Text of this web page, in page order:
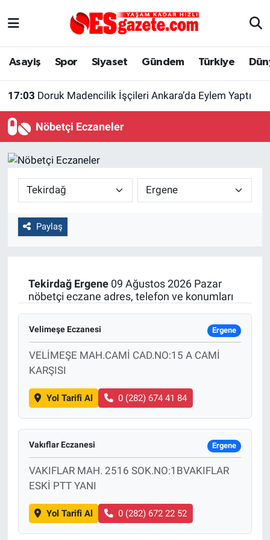
Asayiş Spor Siyaset Gündem Türkiye
17:03 Doruk Madencilik İşçileri Ankara’da Eylem Yaptı
Nöbetçi Eczaneler
Paylaş
Tekirdağ Ergene09 Ağustos 2026 Pazar
nöbetçi eczane adres, telefon ve konumları
Velimeşe Eczanesi Ergene
VELİMEŞE MAH.CAMİ CAD.NO:15 A CAMİ
KARŞISI
Yol Tarifi Al 0 (282) 674 41 84
Vakıflar Eczanesi Ergene
VAKIFLAR MAH. 2516 SOK.NO:1BVAKIFLAR
ESKİ PTT YANI
Yol Tarifi Al 0 (282) 672 22 52
Asayiş
Türkiye
Dünya
Sağlık
Yaşam
Eskişehir Arşivi
Röportaj
Ekonomi
Politika
Bilecik
Kütahya
Genel
Çevre
Yerel
Magazin
Eskişehir Nöbetçi Eczaneler
Tüm Manşetler
Son Dakika Haberleri
Haber Arşivi